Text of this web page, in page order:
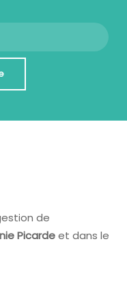
de
Picardeet dans le